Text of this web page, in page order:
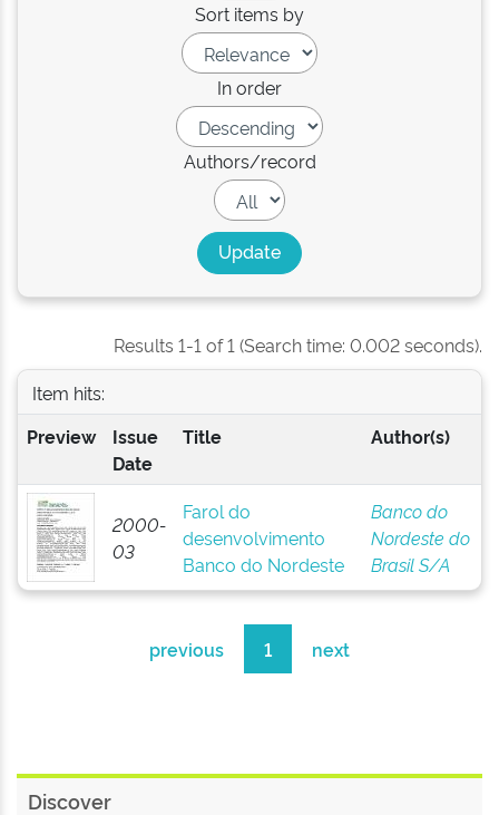
Sort items by
In order
Authors/record
Results 1-1 of 1 (Search time: 0.002 seconds).
Item hits:
Preview
Issue
Date
Title Author(s)
2000-
03
Farol do
desenvolvimento
Banco do Nordeste
Banco do
Nordeste do
Brasil S/A
previous 1 next
Discover